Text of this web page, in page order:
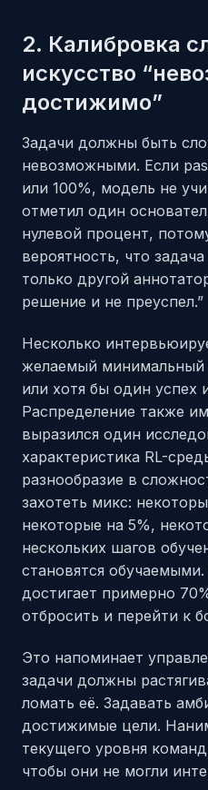
2. Калибровка
искусство
достижимо”
Задачи должны быть
невозможными. Если
или 100%, модель не
отметил один
нулевой процент,
вероятность, что
только другой
решение и не преуспел.”
Несколько
желаемый минимальный
или хотя бы один успех
Распределение также
выразился один
характеристика RL-
разнообразие в
захотеть микс:
некоторые на 5%,
нескольких шагов
становятся обучаемыми.
достигает примерно
отбросить и перейти к
Это напоминает
задачи должны
ломать её. Задавать
достижимые цели.
текущего уровня
чтобы они не могли